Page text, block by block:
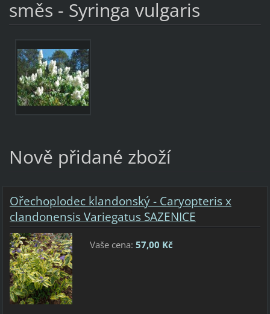
směs - Syringa vulgaris
Nově přidané zboží
Ořechoplodec klandonský - Caryopteris x
clandonensis Variegatus SAZENICE
Vaše cena: 57,00 Kč